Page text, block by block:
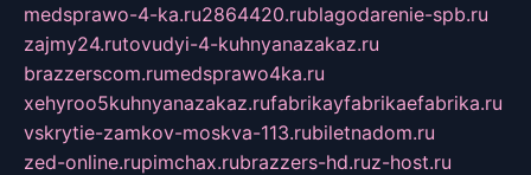
medsprawo-4-ka.ru2864420.rublagodarenie-spb.ru
zajmy24.rutovudyi-4-kuhnyanazakaz.ru
brazzerscom.rumedsprawo4ka.ru
xehyroo5kuhnyanazakaz.rufabrikayfabrikaefabrika.ru
vskrytie-zamkov-moskva-113.rubiletnadom.ru
zed-online.rupimchax.rubrazzers-hd.ruz-host.ru